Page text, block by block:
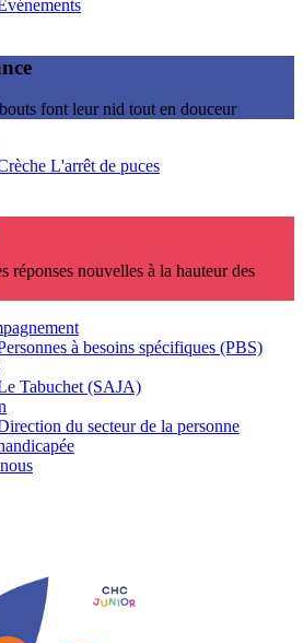
Evénements
font leur nid tout en douceur
L'arrêt de puces
réponses nouvelles à la hauteur des
à besoins spécifiques (PBS)
Tabuchet (SAJA)
du secteur de la personne